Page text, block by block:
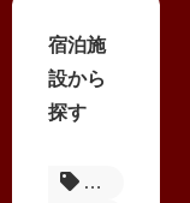
宿泊施
設から
探す
ほり多旅館